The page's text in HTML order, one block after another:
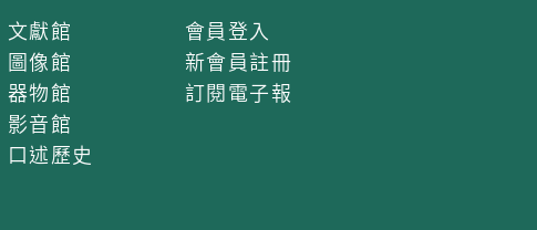
文獻館
圖像館
器物館
影音館
口述歷史
會員登入
新會員註冊
訂閱電子報